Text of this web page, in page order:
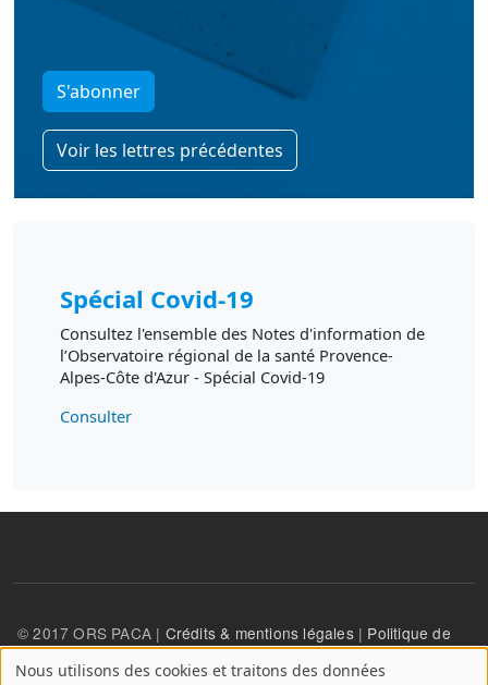
S'abonner
Voir les lettres précédentes
Spécial Covid-19
Consultez l'ensemble des Notes d'information de
l’Observatoire régional de la santé Provence-
Alpes-Côte d'Azur - Spécial Covid-19
Consulter
© 2017 ORS PACA | Crédits & mentions légales| Politique de
confidentialité
Nous utilisons des cookies et traitons des données